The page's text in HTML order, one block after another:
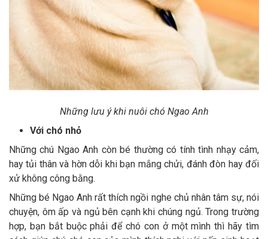
Những lưu ý khi nuôi chó Ngao Anh
Với chó nhỏ
Những chú Ngao Anh còn bé thường có tính tình nhạy cảm,
hay tủi thân và hờn dỗi khi bạn mắng chửi, đánh đòn hay đối
xử không công bằng.
Những bé Ngao Anh rất thích ngồi nghe chủ nhân tâm sự, nói
chuyện, ôm ấp và ngủ bên cạnh khi chúng ngủ. Trong trường
hợp, bạn bắt buộc phải để chó con ở một mình thì hãy tìm